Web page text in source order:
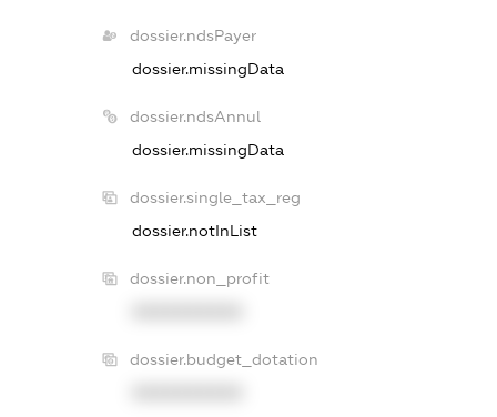
dossier.ndsPayer
dossier.missingData
dossier.ndsAnnul
dossier.missingData
dossier.single_tax_reg
dossier.notInList
dossier.non_profit
dossier.budget_dotation